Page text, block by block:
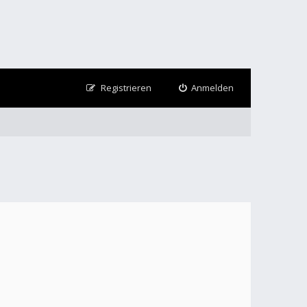
Anmelden
Registrieren